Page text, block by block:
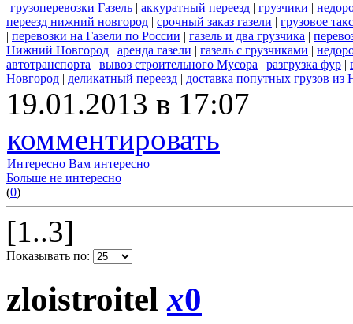
грузоперевозки Газель | аккуратный переезд | грузчики |
переезд нижний новгород | срочный заказ газели | грузовое
| перевозки на Газели по России | газель и два грузчика |
Нижний Новгород | аренда газели | газель с грузчиками |
автотранспорта | вывоз строительного Мусора | разгрузка фур |
Новгород | деликатный переезд | доставка попутных грузов
19.01.2013 в 17:07
комментировать
Интересно Вам интересно
Больше не интересно
(0)
[1..3]
Показывать по:
zloistroitelx0